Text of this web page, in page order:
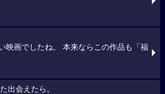
映画でしたね。 本来ならこの作品も「福
出会えたら。